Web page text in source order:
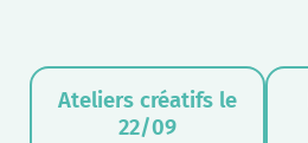
Ateliers créatifs le
22/09